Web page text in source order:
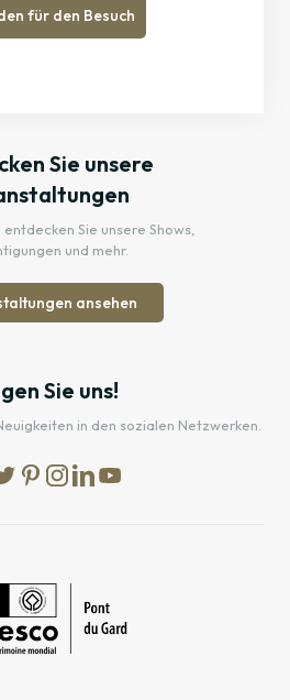
für den Besuch
Sie unsere
entdecken Sie unsere Shows,
und mehr.
ansehen
Sie uns!
in den sozialen Netzwerken.